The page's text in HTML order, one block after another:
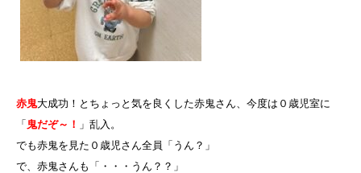
赤鬼大成功！とちょっと気を良くした赤鬼さん、今度は０歳児室に
「 鬼だぞ～！ 」乱入。
でも赤鬼を見た０歳児さん全員「うん？」
で、赤鬼さんも「・・・うん？？」